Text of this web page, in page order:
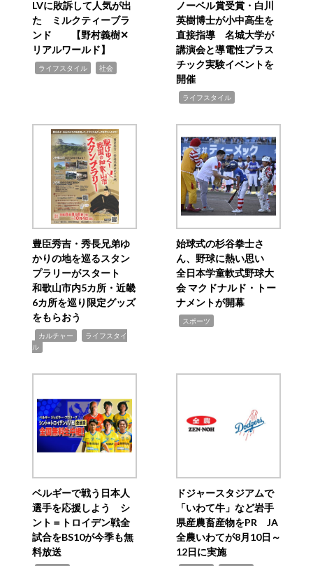
LVに敗訴して人気が出
た ミルクティーブラ
ンド 【野村義樹✕
リアルワールド】
ライフスタイル 社会
ノーベル賞受賞・白川
英樹博士が小中高生を
直接指導 名城大学が
講演会と導電性プラス
チック実験イベントを
開催
ライフスタイル
豊臣秀吉・秀長兄弟ゆ
かりの地を巡るスタン
プラリーがスタート
和歌山市内5カ所・近畿
6カ所を巡り限定グッズ
をもらおう
カルチャー
ライフスタイ
ル
始球式の杉谷拳士さ
ん、野球に熱い思い
全日本学童軟式野球大
会 マクドナルド・トー
ナメントが開幕
スポーツ
ベルギーで戦う日本人
選手を応援しよう シ
ント＝トロイデン戦全
試合をBS10が今季も無
料放送
ドジャースタジアムで
「いわて牛」など岩手
県産農畜産物をPR JA
全農いわてが8月10日～
12日に実施